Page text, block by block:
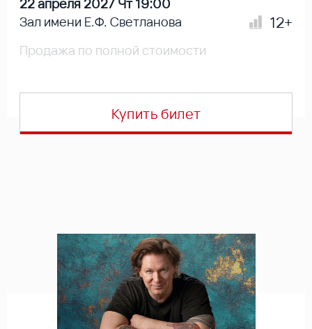
22 апреля 2027 Чт 19:00
Зал имени Е.Ф. Светланова
12+
Продажа по полной стоимости
Купить билет